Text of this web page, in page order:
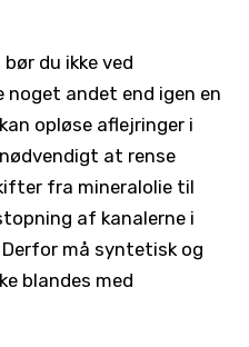
du ikke ved
andet end igen en
opløse aflejringer i
at rense
fra mineralolie til
af kanalerne i
Derfor må syntetisk og
blandes med